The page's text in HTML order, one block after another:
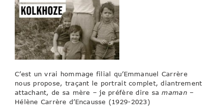
C’est un vrai hommage filial qu’Emmanuel Carrère
nous propose, traçant le portrait complet, diantrement
attachant, de sa mère – je préfère dire samaman –
Hélène Carrère d’Encausse (1929-2023)